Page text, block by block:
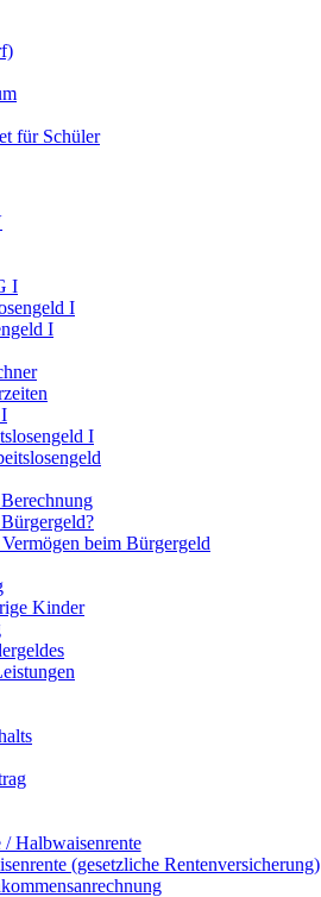
für Schüler
I
I
I
I
beim Bürgergeld
Kinder
/ Halbwaisenrente
(gesetzliche Rentenversicherung)